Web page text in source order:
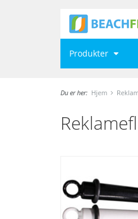
Produkter
Du er her: Hjem